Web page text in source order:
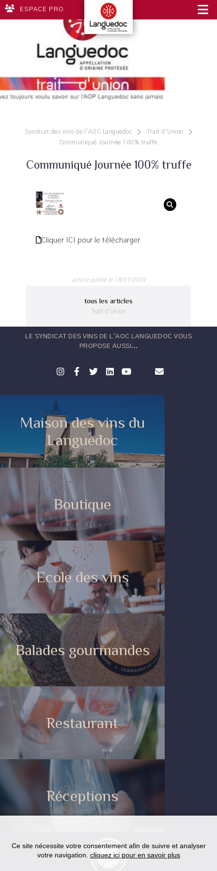
ESPACE PRO
Syndicat des vins de l'AOC Languedoc
Trait d'Union
Communiqué Journée 100% truffe
Communiqué Journée 100% truffe
Cliquer ICI pour le télécharger
article publié le 18/01/2024
tous les articles
Trait d'Union
LE SYNDICAT DES VINS DE L'AOC LANGUEDOC VOUS
PROPOSE AUSSI...
Maison des vins du
Languedoc
Boutique
Ecole des vins
Balades gourmandes
Restaurant
Réceptions
Ce site nécessite votre consentement afin de suivre et analyser
votre navigation. cliquez ici pour en savoir plus